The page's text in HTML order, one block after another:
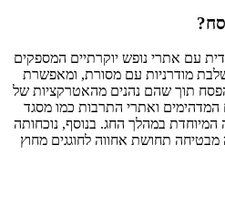
עם אתרי נופש יוקרתיים המספקים
מודרניות עם מסורת, ומאפשרת
תוך שהם נהנים מהאטרקציות של
ואתרי התרבות כמו מסגד
המיוחדת במהלך החג. בנוסף, נוכחותה
תחושת אחווה לחוגגים מחוץ